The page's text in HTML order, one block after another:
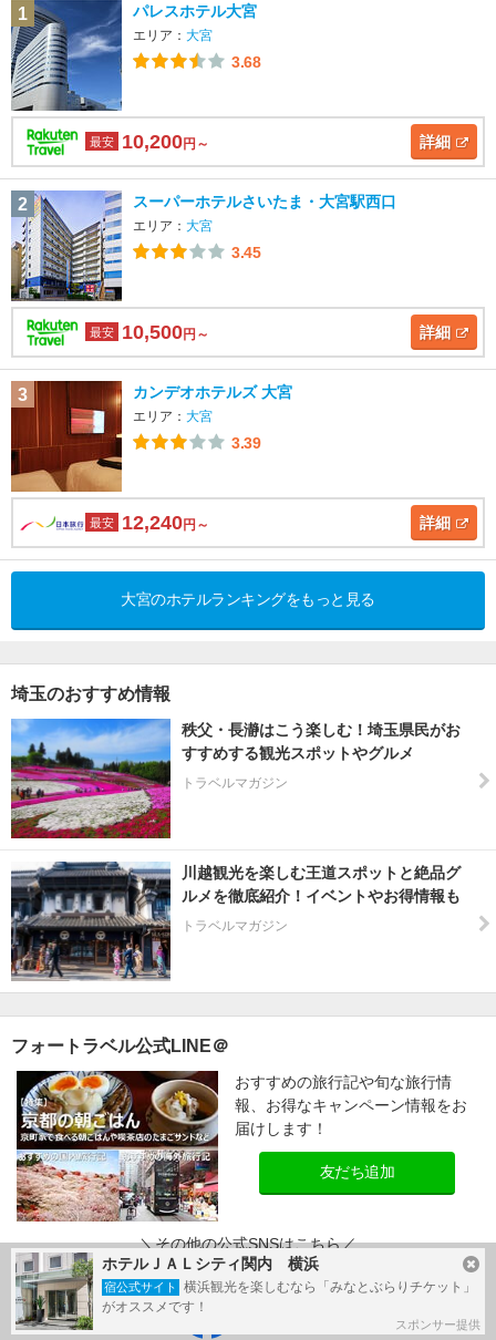
1
パレスホテル大宮
エリア： 大宮
3.68
最安 10,200円～ 詳細
2 スーパーホテルさいたま・大宮駅西口
エリア： 大宮
3.45
最安 10,500円～ 詳細
3 カンデオホテルズ 大宮
エリア： 大宮
3.39
最安 12,240円～ 詳細
大宮のホテルランキングをもっと見る
埼玉のおすすめ情報
秩父・長瀞はこう楽しむ！埼玉県民がお
すすめする観光スポットやグルメ
トラベルマガジン
川越観光を楽しむ王道スポットと絶品グ
ルメを徹底紹介！イベントやお得情報も
トラベルマガジン
フォートラベル公式LINE＠
おすすめの旅行記や旬な旅行情
報、お得なキャンペーン情報をお
届けします！
友だち追加
＼その他の公式SNSはこちら／
ホテルＪＡＬシティ関内 横浜
宿公式サイト
横浜観光を楽しむなら「みなとぶらりチケット」
がオススメです！
スポンサー提供